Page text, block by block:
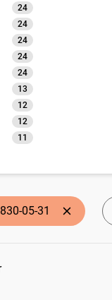
24
24
24
24
24
13
12
12
11
05-31